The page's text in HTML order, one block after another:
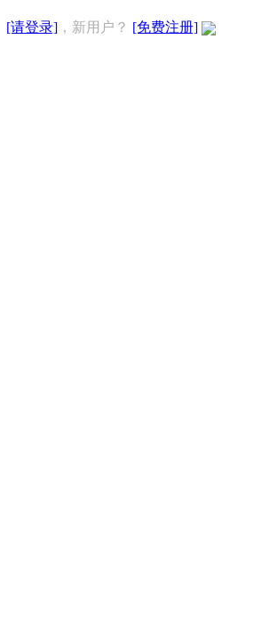
[请登录] ，新用户？ [免费注册]